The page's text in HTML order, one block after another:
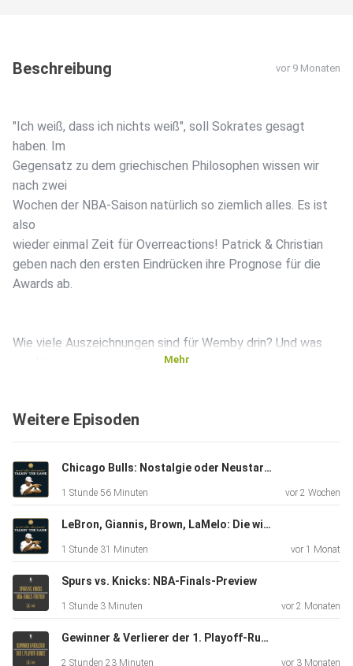
Beschreibung vor 9 Monaten
"Ich weiß, dass ich nichts weiß", soll Sokrates gesagt
haben. Im
Gegensatz zu dem griechischen Philosophen wissen wir
nach zwei
Wochen der NBA-Saison natürlich so ziemlich alles. Es ist
also
wieder einmal Zeit für Overreactions! Patrick & Christian
geben nach den ersten Eindrücken ihre Prognose für die
Awards ab.
Wie viele Auszeichnungen sind für Wemby drin? Und was
einen
Sixth Man of
the Year. Außerdem wird noch die Goldene Himbeere für die
bisher
größte Enttäuschung verteilt. Hört rein!
__________________
Für mehr Infos und Bonus-Content checkt unsere
WEBSITE.
Mehr
Weitere Episoden
Chicago Bulls: Nostalgie oder Neustart?
1 Stunde 56 Minuten vor 2 Wochen
LeBron, Giannis, Brown, LaMelo: Die wilde NBA-Offseason
1 Stunde 31 Minuten vor 1 Monat
Spurs vs. Knicks: NBA-Finals-Preview
1 Stunde 3 Minuten vor 2 Monaten
Gewinner & Verlierer der 1. Playoff-Runde
2 Stunden 23 Minuten vor 3 Monaten